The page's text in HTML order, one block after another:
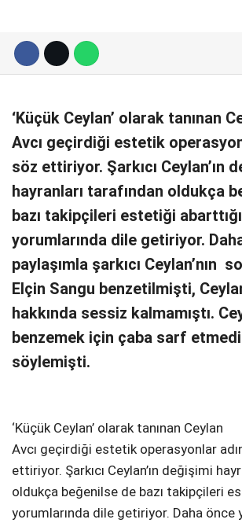
‘Küçük Ceylan’ olarak tanınan
Avcı geçirdiği estetik
söz ettiriyor. Şarkıcı Ceylan’ın
hayranları tarafından oldukça
bazı takipçileri estetiği
yorumlarında dile getiriyor.
paylaşımla şarkıcı Ceylan’nın
Elçin Sangu benzetilmişti,
hakkında sessiz kalmamıştı.
benzemek için çaba sarf
söylemişti.
‘Küçük Ceylan’ olarak tanınan Ceylan
Avcı geçirdiği estetik operasyonlar
ettiriyor. Şarkıcı Ceylan’ın değişimi
oldukça beğenilse de bazı takipçileri
yorumlarında dile getiriyor. Daha önce